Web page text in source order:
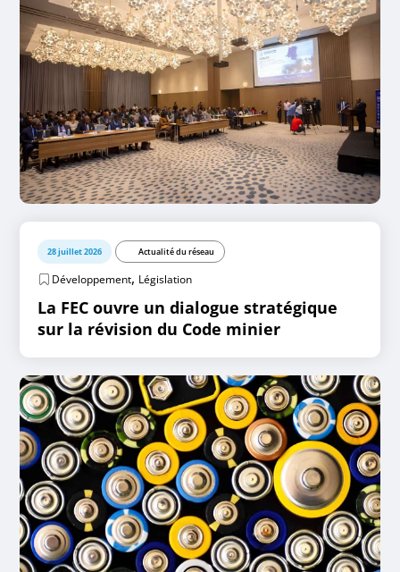
28 juillet 2026 Actualité du réseau
Développement, Législation
La FEC ouvre un dialogue stratégique
sur la révision du Code minier